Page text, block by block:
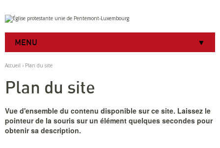
Aller
au
contenu.
à
navigation
Outils
personnels
MENU
Accueil › Plan du site
Plan du site
Vue d'ensemble du contenu disponible sur ce site. Laissez le
pointeur de la souris sur un élément quelques secondes pour
obtenir sa description.